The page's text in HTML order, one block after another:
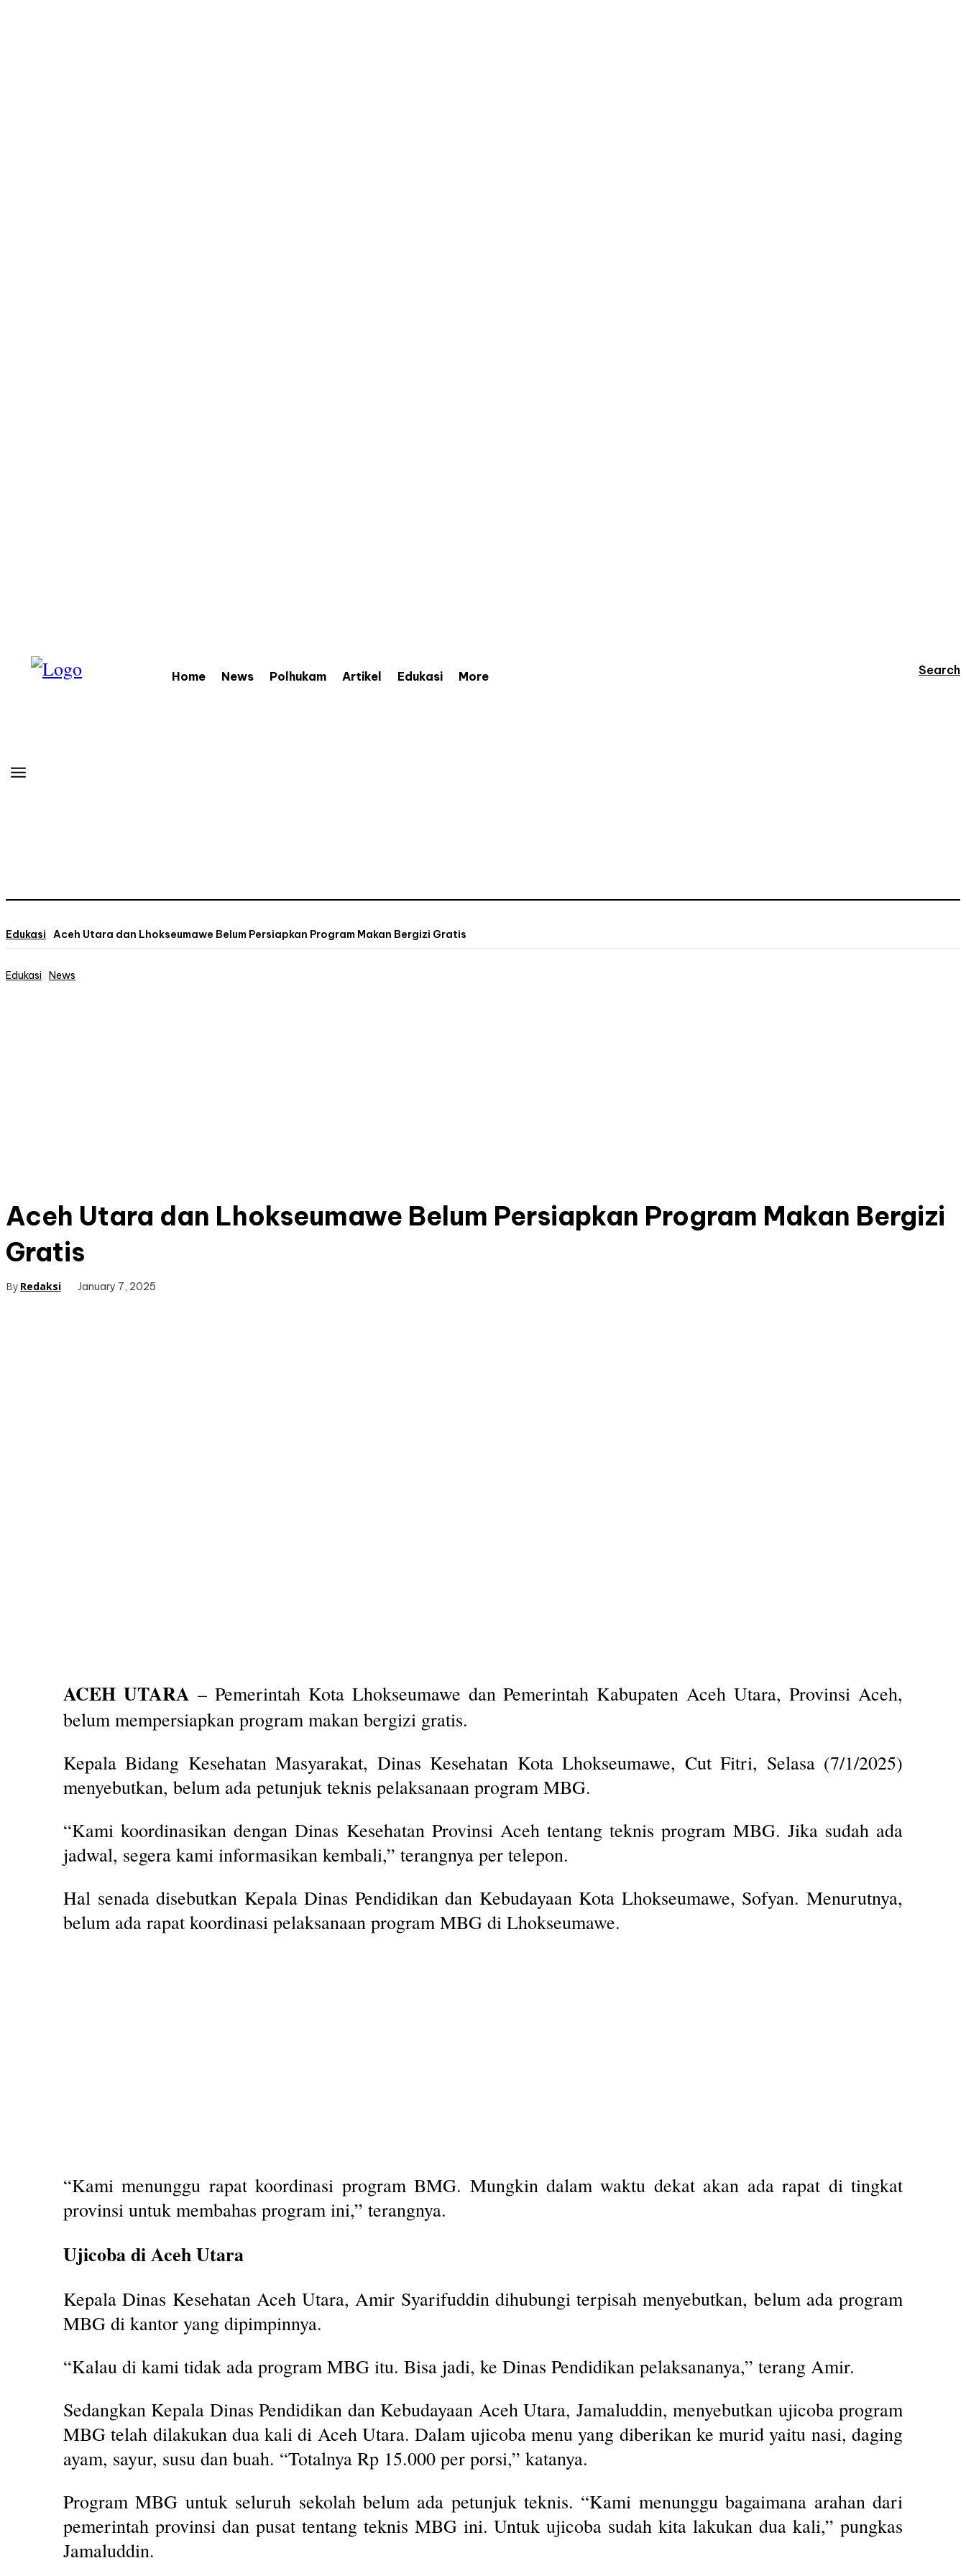
Home News Polhukam Artikel Edukasi More Search
Edukasi Aceh Utara dan Lhokseumawe Belum Persiapkan Program Makan Bergizi Gratis
Edukasi News
Aceh Utara dan Lhokseumawe Belum Persiapkan Program Makan Bergizi
Gratis
By Redaksi January 7, 2025
ACEH UTARA – Pemerintah Kota Lhokseumawe dan Pemerintah Kabupaten Aceh Utara, Provinsi Aceh,
belum mempersiapkan program makan bergizi gratis.
Kepala Bidang Kesehatan Masyarakat, Dinas Kesehatan Kota Lhokseumawe, Cut Fitri, Selasa (7/1/2025)
menyebutkan, belum ada petunjuk teknis pelaksanaan program MBG.
“Kami koordinasikan dengan Dinas Kesehatan Provinsi Aceh tentang teknis program MBG. Jika sudah ada
jadwal, segera kami informasikan kembali,” terangnya per telepon.
Hal senada disebutkan Kepala Dinas Pendidikan dan Kebudayaan Kota Lhokseumawe, Sofyan. Menurutnya,
belum ada rapat koordinasi pelaksanaan program MBG di Lhokseumawe.
“Kami menunggu rapat koordinasi program BMG. Mungkin dalam waktu dekat akan ada rapat di tingkat
provinsi untuk membahas program ini,” terangnya.
Ujicoba di Aceh Utara
Kepala Dinas Kesehatan Aceh Utara, Amir Syarifuddin dihubungi terpisah menyebutkan, belum ada program
MBG di kantor yang dipimpinnya.
“Kalau di kami tidak ada program MBG itu. Bisa jadi, ke Dinas Pendidikan pelaksananya,” terang Amir.
Sedangkan Kepala Dinas Pendidikan dan Kebudayaan Aceh Utara, Jamaluddin, menyebutkan ujicoba program
MBG telah dilakukan dua kali di Aceh Utara. Dalam ujicoba menu yang diberikan ke murid yaitu nasi, daging
ayam, sayur, susu dan buah. “Totalnya Rp 15.000 per porsi,” katanya.
Program MBG untuk seluruh sekolah belum ada petunjuk teknis. “Kami menunggu bagaimana arahan dari
pemerintah provinsi dan pusat tentang teknis MBG ini. Untuk ujicoba sudah kita lakukan dua kali,” pungkas
Jamaluddin.